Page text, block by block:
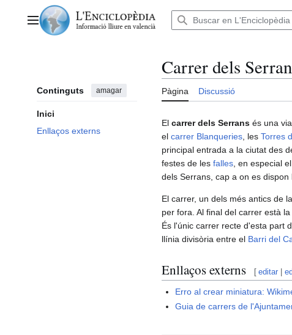
contingutMenú principal
Continguts amagar
Inici
Enllaços externs
Carrer dels
Pàgina Discussió
El carrer dels Serrans és una
el carrer Blanqueries , les Torres
principal entrada a la ciutat des
festes de les falles , en especial
dels Serrans, cap a on es
El carrer, un dels més antics de
per fora. Al final del carrer està la
És l'únic carrer recte d'esta part
llínia divisòria entre el Barri del
Enllaços externs [ editar |
Erro al crear miniatura:
Guia de carrers de